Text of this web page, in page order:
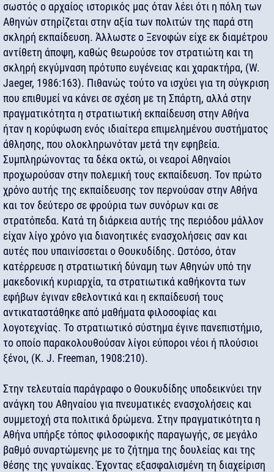
σωστός ο αρχαίος ιστορικός μας όταν λέει ότι η πόλη των
Αθηνών στηρίζεται στην αξία των πολιτών της παρά στη
σκληρή εκπαίδευση. Άλλωστε ο Ξενοφών είχε εκ διαμέτρου
αντίθετη άποψη, καθώς θεωρούσε τον στρατιώτη και τη
σκληρή εκγύμναση πρότυπο ευγένειας και χαρακτήρα, (W.
Jaeger, 1986:163). Πιθανώς τούτο να ισχύει για τη σύγκριση
που επιθυμεί να κάνει σε σχέση με τη Σπάρτη, αλλά στην
πραγματικότητα η στρατιωτική εκπαίδευση στην Αθήνα
ήταν η κορύφωση ενός ιδιαίτερα επιμελημένου συστήματος
άθλησης, που ολοκληρωνόταν μετά την εφηβεία.
Συμπληρώνοντας τα δέκα οκτώ, οι νεαροί Αθηναίοι
προχωρούσαν στην πολεμική τους εκπαίδευση. Τον πρώτο
χρόνο αυτής της εκπαίδευσης τον περνούσαν στην Αθήνα
και τον δεύτερο σε φρούρια των συνόρων και σε
στρατόπεδα. Κατά τη διάρκεια αυτής της περιόδου μάλλον
είχαν λίγο χρόνο για διανοητικές ενασχολήσεις σαν και
αυτές που υπαινίσσεται ο Θουκυδίδης. Ωστόσο, όταν
κατέρρευσε η στρατιωτική δύναμη των Αθηνών υπό την
μακεδονική κυριαρχία, τα στρατιωτικά καθήκοντα των
εφήβων έγιναν εθελοντικά και η εκπαίδευσή τους
αντικαταστάθηκε από μαθήματα φιλοσοφίας και
λογοτεχνίας. Το στρατιωτικό σύστημα έγινε πανεπιστήμιο,
το οποίο παρακολουθούσαν λίγοι εύποροι νέοι ή πλούσιοι
ξένοι, (K. J. Freeman, 1908:210).
Στην τελευταία παράγραφο ο Θουκυδίδης υποδεικνύει την
ανάγκη του Αθηναίου για πνευματικές ενασχολήσεις και
συμμετοχή στα πολιτικά δρώμενα. Στην πραγματικότητα η
Αθήνα υπήρξε τόπος φιλοσοφικής παραγωγής, σε μεγάλο
βαθμό συναρτώμενης με το ζήτημα της δουλείας και της
θέσης της γυναίκας. Έχοντας εξασφαλισμένη τη διαχείριση